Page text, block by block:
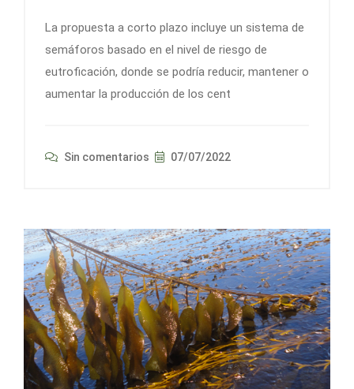
La propuesta a corto plazo incluye un sistema de
semáforos basado en el nivel de riesgo de
eutroficación, donde se podría reducir, mantener o
aumentar la producción de los cent
Sin comentarios 07/07/2022